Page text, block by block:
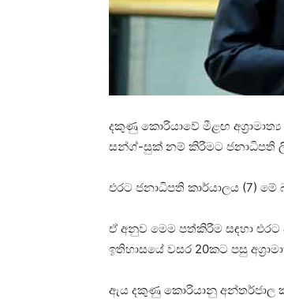
දකුණු කොරියාවේ මීළඟ
සන්ග්-සුක් නම් කිරීමට ජනාධිපති
එරට ජනාධිපති කාර්යාලය (7)
ඒ අනුව මෙම පත්කිරීම සඳහා
ඉතිහාසයේ වසර 20කට පසු
ඇය දකුණු කොරියානු අන්තර්ජාල